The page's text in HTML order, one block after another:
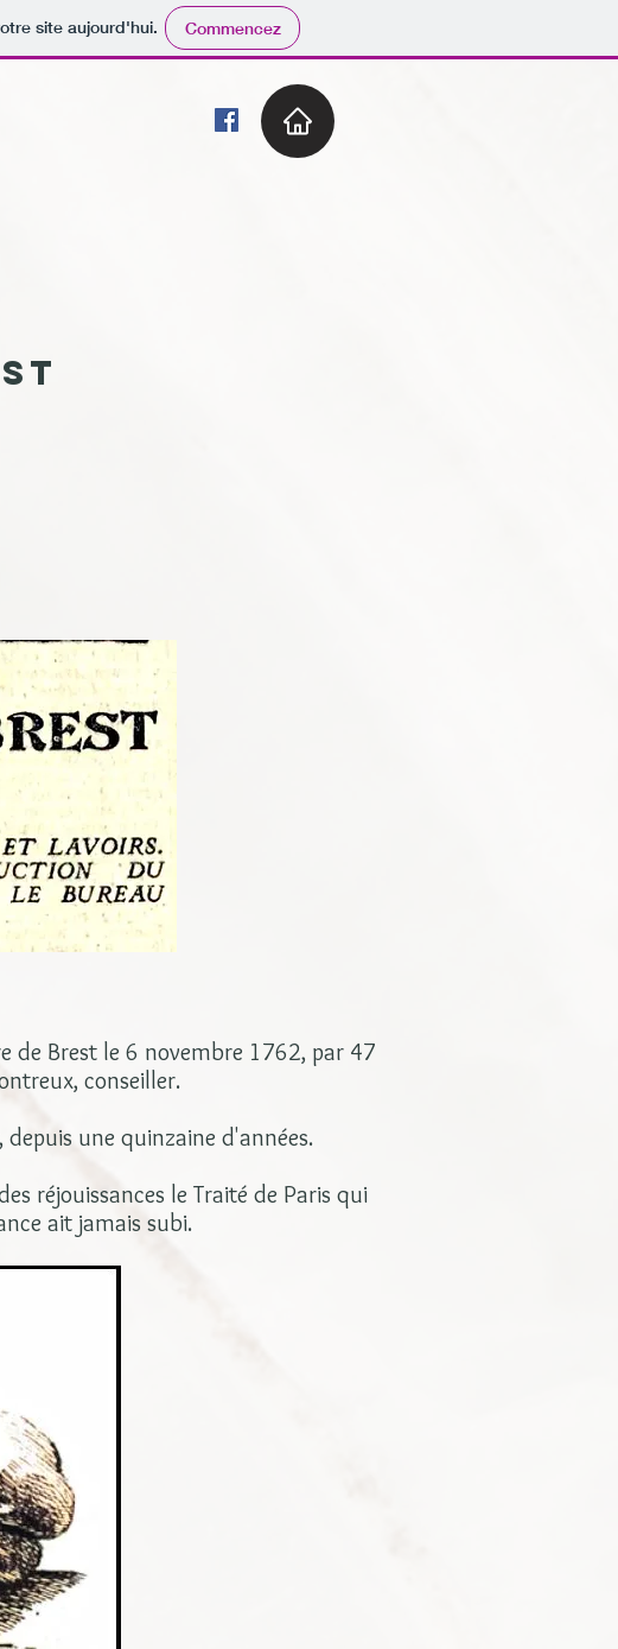
site aujourd'hui. Commencez
de Brest le 6 novembre 1762, par 47
conseiller.
une quinzaine d'années.
réjouissances le Traité de Paris qui
ait jamais subi.